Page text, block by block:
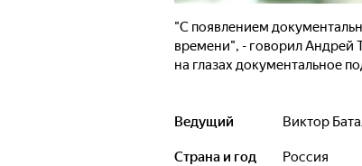
"С появлением
времени", - говорил Андрей
на глазах документальное
Ведущий Виктор
Страна и год Россия